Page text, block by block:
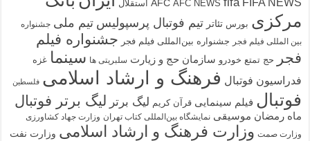
AFC AFC NEWS استقلال
مرکزی بورس تئاتر تیم فوتبال پرسپولیس تیم ملی جشنواره
بین المللی فیلم فجر جشنواره بین‌المللی فیلم فجر جشنواره فیلم
فجر
حج تمتع خودرو سازمان حج و زیارت سلبریتی ها سینما غزه
فدراسیون فوتبال فرهنگ و ارشاد اسلامی فلسطین
فوتبال فیلم سینمایی قرآن کریم لیگ برتر لیگ برتر فوتبال
ماه رمضان موسیقی نمایشگاه بین‌المللی کتاب تهران وزارت جهاد کشاورزی
وزارت صمت وزارت فرهنگ و ارشاد اسلامی وزارت نفت